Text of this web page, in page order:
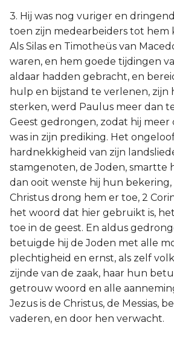
3. Hij was nog vuriger en
toen zijn medearbeiders tot hem
Als Silas en Timotheüs van
waren, en hem goede tijdingen
aldaar hadden gebracht, en
hulp en bijstand te verlenen, zijn
sterken, werd Paulus meer dan
Geest gedrongen, zodat hij meer
was in zijn prediking. Het
hardnekkigheid van zijn
stamgenoten, de Joden, smartte
dan ooit wenste hij hun bekering,
Christus drong hem er toe, 2
het woord dat hier gebruikt is,
toe in de geest. En aldus
betuigde hij de Joden met alle
plechtigheid en ernst, als zelf
zijnde van de zaak, haar hun
getrouw woord en alle
Jezus is de Christus, de Messias,
vaderen, en door hen verwacht.